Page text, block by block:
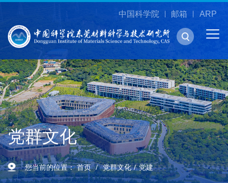
中国科学院 邮箱 ARP
党群文化
您当前的位置：首页 党群文化 党建